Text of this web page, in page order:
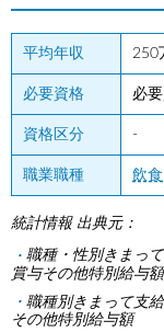
平均年収 250
必要資格 必
資格区分 -
職業職種 飲食
統計情報 出典元：
職種・性別きまっ
賞与その他特別給与額
職種別きまって支
その他特別給与額